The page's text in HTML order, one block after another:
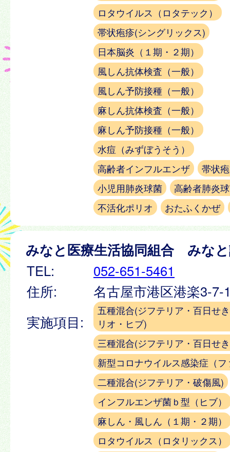
ロタウイルス（ロタテック）
帯状疱疹(シングリックス)
日本脳炎（１期・２期）
風しん抗体検査（一般）
風しん予防接種（一般）
麻しん抗体検査（一般）
麻しん予防接種（一般）
水痘（みずぼうそう）
高齢者インフルエンザ
帯状
小児用肺炎球菌
高齢者肺炎
不活化ポリオ
おたふくかぜ
みなと医療生活協同組合 みな
TEL:
052-651-5461
住所:
名古屋市港区港楽3-
実施項目:
五種混合(ジフテリア・百日せ
リオ・ヒブ)
三種混合(ジフテリア・百日せ
新型コロナウイルス感染症（
二種混合(ジフテリア・破傷風)
インフルエンザ菌ｂ型（ヒブ）
麻しん・風しん（１期・２期）
ロタウイルス（ロタリックス）